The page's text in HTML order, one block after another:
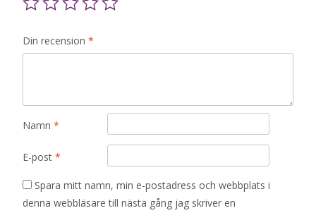
Din recension *
Namn *
E-post *
Spara mitt namn, min e-postadress och webbplats i
denna webbläsare till nästa gång jag skriver en